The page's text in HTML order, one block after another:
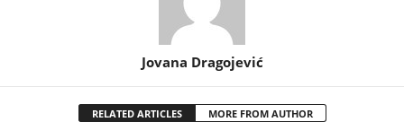
Jovana Dragojević
RELATED ARTICLES MORE FROM AUTHOR